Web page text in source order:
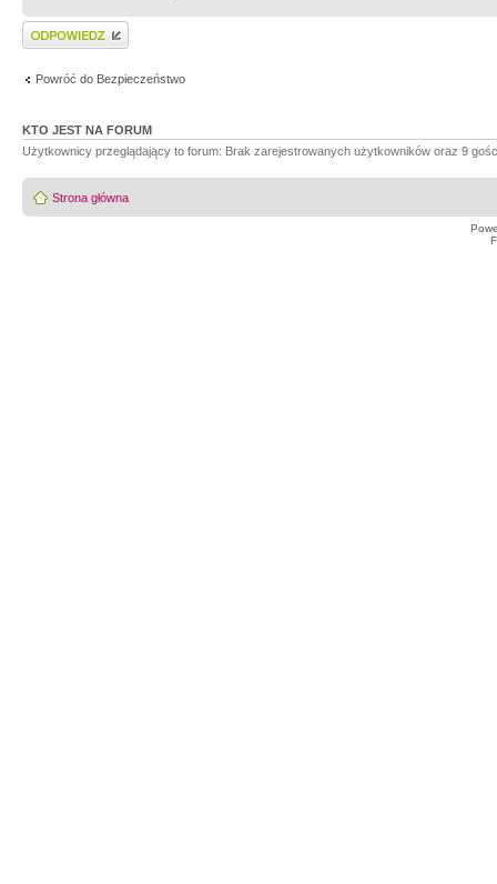
Wyślij odpowiedź
Powróć do Bezpieczeństwo
KTO JEST NA FORUM
Użytkownicy przeglądający to forum: Brak zarejestrowanych użytkowników oraz 9
Strona główna